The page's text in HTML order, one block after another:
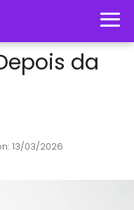
da
13/03/2026